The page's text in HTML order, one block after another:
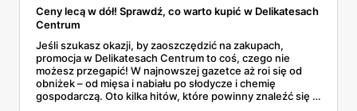
Ceny lecą w dół! Sprawdź, co warto kupić w Delikatesach
Centrum
Jeśli szukasz okazji, by zaoszczędzić na zakupach,
promocja w Delikatesach Centrum to coś, czego nie
możesz przegapić! W najnowszej gazetce aż roi się od
obniżek – od mięsa i nabiału po słodycze i chemię
gospodarczą. Oto kilka hitów, które powinny znaleźć się w